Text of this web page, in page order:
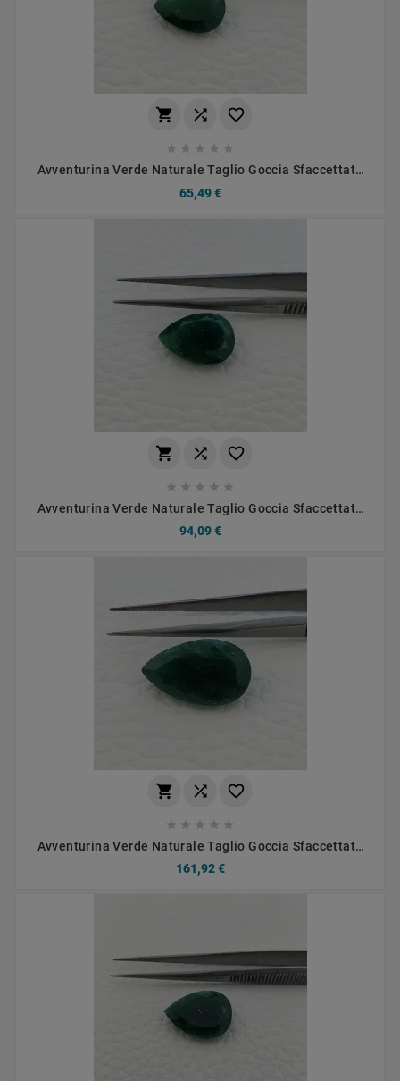
  
    
Avventurina Verde Naturale Taglio Goccia Sfaccettata
65,49 €
  
    
Avventurina Verde Naturale Taglio Goccia Sfaccettata
94,09 €
  
    
Avventurina Verde Naturale Taglio Goccia Sfaccettata
161,92 €